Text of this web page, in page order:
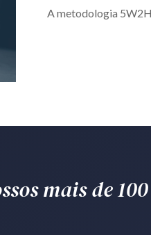
A metodologia 5W2H
mais de